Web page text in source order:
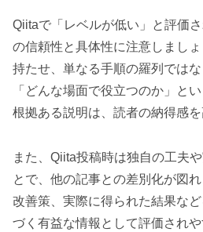
Qiitaで「レベルが低い」と評価
の信頼性と具体性に注意しまし
持たせ、単なる手順の羅列ではな
「どんな場面で役立つのか」と
根拠ある説明は、読者の納得感を
また、Qiita投稿時は独自の工夫
とで、他の記事との差別化が図
改善策、実際に得られた結果な
づく有益な情報として評価されや